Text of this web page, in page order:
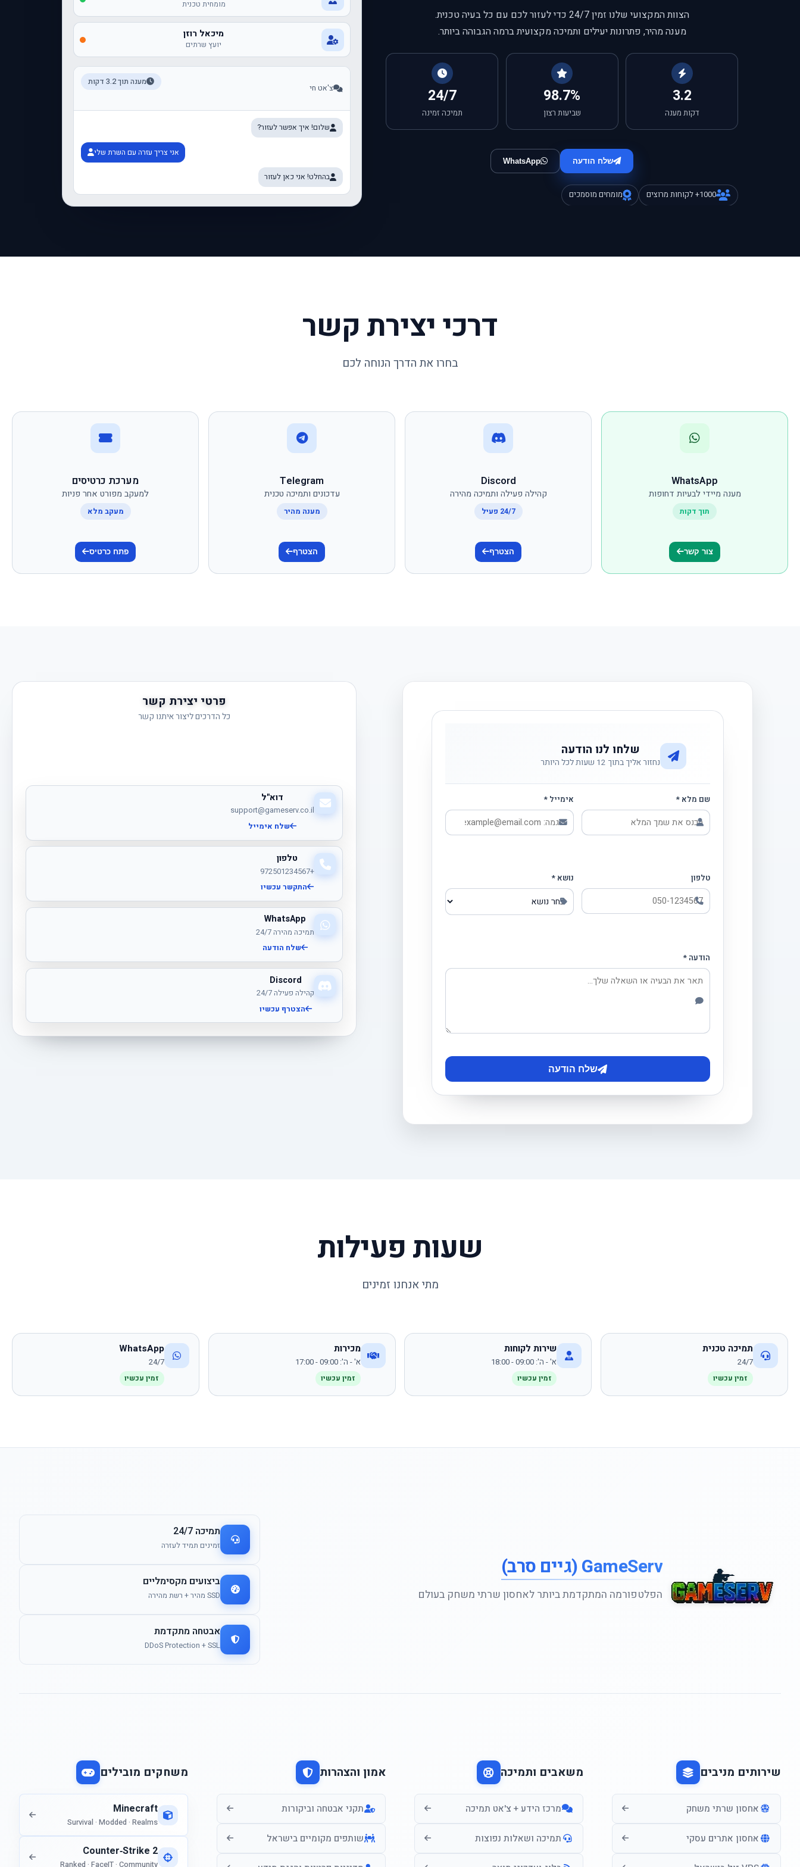
הצוות המקצועי שלנו זמין 24/7 כדי לעזור לכם עם כל בעיה טכנית.
מענה מהיר, פתרונות יעילים ותמיכה מקצועית ברמה הגבוהה ביותר.
3.2
דקות מענה
98.7%
שביעות רצון
24/7
תמיכה זמינה
שלח הודעה WhatsApp
1000+ לקוחות מרוצים מומחים מוסמכים
מומחית טכנית
מיכאל רוזן
יועץ שרתים
צ'אט חי
מענה תוך 3.2 דקות
שלום! איך אפשר לעזור?
אני צריך עזרה עם השרת שלי
בהחלט! אני כאן לעזור
דרכי יצירת קשר
בחרו את הדרך הנוחה לכם
WhatsApp
מענה מיידי לבעיות דחופות
תוך דקות
צור קשר
Discord
קהילה פעילה ותמיכה מהירה
24/7 פעיל
הצטרף
Telegram
עדכונים ותמיכה טכנית
מענה מהיר
הצטרף
מערכת כרטיסים
למעקב מפורט אחר פניות
מעקב מלא
פתח כרטיס
שלחו לנו הודעה
נחזור אליך בתוך 12 שעות לכל היותר
השאר
שדה
זה
שם מלא * אימייל *
טלפון נושא *
הודעה *
שלח הודעה
פרטי יצירת קשר
כל הדרכים ליצור איתנו קשר
דוא"ל
support@gameserv.co.il
שלח אימייל
טלפון
+972501234567
התקשר עכשיו
WhatsApp
תמיכה מהירה 24/7
שלח הודעה
Discord
קהילה פעילה 24/7
הצטרף עכשיו
שעות פעילות
מתי אנחנו זמינים
תמיכה טכנית
24/7
זמין עכשיו
שירות לקוחות
א' - ה': 09:00 - 18:00
זמין עכשיו
מכירות
א' - ה': 09:00 - 17:00
זמין עכשיו
WhatsApp
24/7
זמין עכשיו
GameServ (גיים סרב)
הפלטפורמה המתקדמת ביותר לאחסון שרתי משחק בעולם
תמיכה 24/7
זמינים תמיד לעזרה
ביצועים מקסימליים
SSD מהיר + רשת מהירה
אבטחה מתקדמת
DDoS Protection + SSL
שירותים מניבים
אחסון שרתי משחק
אחסון אתרים עסקי
משאבים ותמיכה
מרכז הידע + צ'אט תמיכה
תמיכה ושאלות נפוצות
אמון והצהרות
תקני אבטחה וביקורות
שותפים מקומיים בישראל
משחקים מובילים
Minecraft
Survival · Modded · Realms
Counter‑Strike 2
Ranked · FaceIT · Community